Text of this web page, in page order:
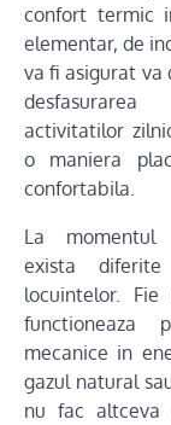
confort termic
elementar, de
va fi asigurat va
desfasurarea
activitatilor
o maniera
confortabila.
La momentul
exista
locuintelor.
functioneaza
mecanice in
gazul natural
nu fac altceva